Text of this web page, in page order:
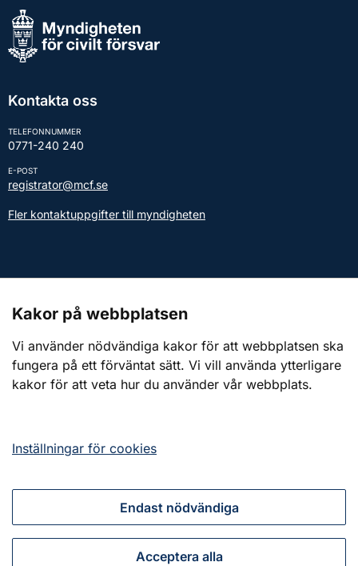
Kontakta oss
TELEFONNUMMER
0771-240 240
E-POST
registrator@mcf.se
Fler kontaktuppgifter till myndigheten
Webbplatsen
Om webbplatsen
Kakor på webbplatsen
Vi använder nödvändiga kakor för att webbplatsen ska
fungera på ett förväntat sätt. Vi vill använda ytterligare
kakor för att veta hur du använder vår webbplats.
Inställningar för cookies
Endast nödvändiga
Acceptera alla